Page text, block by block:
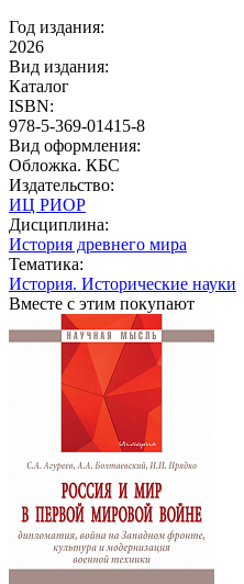
Год издания:
2026
Вид издания:
Каталог
ISBN:
978-5-369-01415-8
Вид оформления:
Обложка. КБС
Издательство:
ИЦ РИОР
Дисциплина:
История древнего мира
Тематика:
История. Исторические науки
Вместе с этим покупают